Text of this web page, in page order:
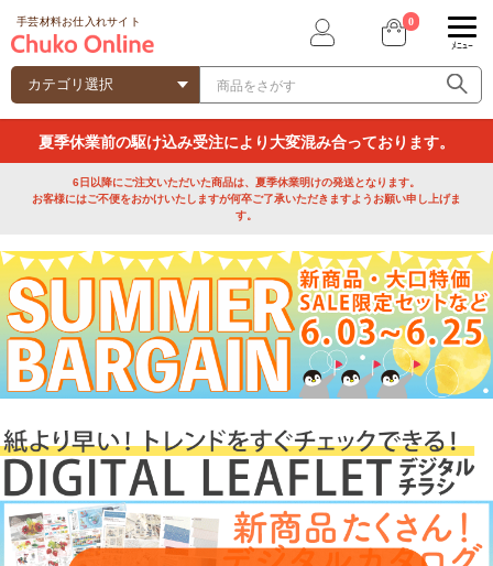
手芸材料お仕入れサイト 0
ﾒﾆｭｰ
夏季休業前の駆け込み受注により大変混み合っております。
6日以降にご注文いただいた商品は、夏季休業明けの発送となります。
お客様にはご不便をおかけいたしますが何卒ご了承いただきますようお願い申し上げま
す。